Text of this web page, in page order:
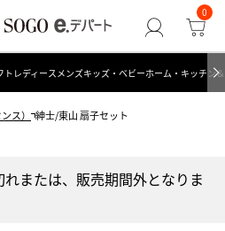
0
ト レディース メンズキッズ・ベビーホーム・キッチン
ス） 紳士/東山 扇子セット
または、販売期間外となりま